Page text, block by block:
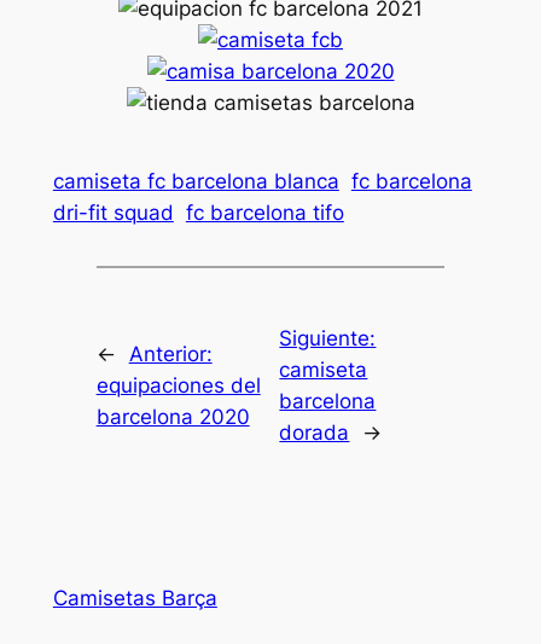
camiseta fc barcelona blanca fc barcelona
dri-fit squad fc barcelona tifo
←
Anterior:
equipaciones del
barcelona 2020
Siguiente:
camiseta
barcelona
dorada
→
Camisetas Barça